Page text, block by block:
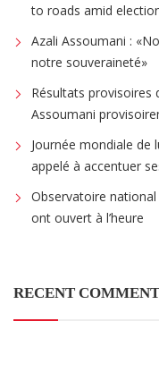
to roads amid
Azali Assoumani :
notre souveraineté»
Résultats provisoires
Assoumani
Journée mondiale
appelé à accentuer
Observatoire
ont ouvert à l’heure
RECENT